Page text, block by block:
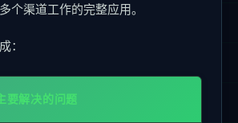
个渠道工作的完整应用。
：
要解决的问题